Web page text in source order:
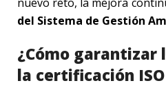
del Sistema de Gestión
¿Cómo garantizar
la certificación ISO